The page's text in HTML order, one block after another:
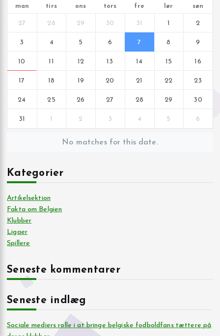
man tirs ons tors fre lør søn
27 28 29 30 31 1 2
3 4 5 6 7 8 9
10 11 12 13 14 15 16
17 18 19 20 21 22 23
24 25 26 27 28 29 30
31 1 2 3 4 5 6
No matches for this date.
Kategorier
Artikelsektion
Fakta om Belgien
Klubber
Ligaer
Spillere
Seneste kommentarer
Seneste indlæg
Sociale mediers rolle i at bringe belgiske fodboldfans tættere på